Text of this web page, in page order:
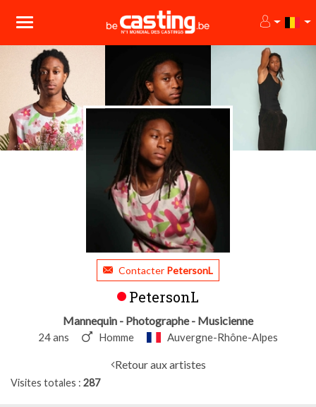
Contacter PetersonL
PetersonL
Mannequin - Photographe - Musicienne
24 ans Homme Auvergne-Rhône-Alpes
Retour aux artistes
Visites totales 287